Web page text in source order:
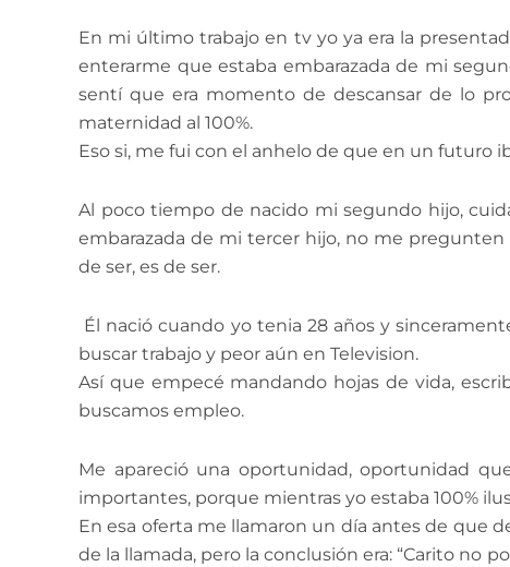
En mi último trabajo en tv yo ya era la
enterarme que estaba embarazada de mi
sentí que era momento de descansar de lo
maternidad al 100%.
Eso si, me fui con el anhelo de que en un futuro
Al poco tiempo de nacido mi segundo hijo,
embarazada de mi tercer hijo, no me
de ser, es de ser.
Él nació cuando yo tenia 28 años y
buscar trabajo y peor aún en Television.
Así que empecé mandando hojas de vida,
buscamos empleo.
Me apareció una oportunidad, oportunidad
importantes, porque mientras yo estaba 100%
En esa oferta me llamaron un día antes de que
de la llamada, pero la conclusión era: “Carito no